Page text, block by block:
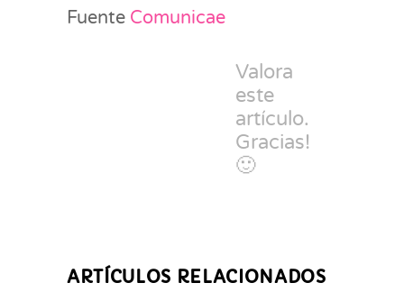
Fuente Comunicae
Valora
este
artículo.
Gracias!
🙂
ARTÍCULOS RELACIONADOS